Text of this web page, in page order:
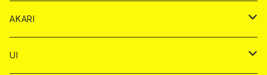
ドリンクカード
チェキ
シャンパン
1ドリンク
チップ
ドリンク
シャンパン
チップ
AKARI
ドリンク
UI